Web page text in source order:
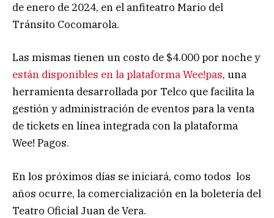
de enero de 2024, en el anfiteatro Mario del
Tránsito Cocomarola.
Las mismas tienen un costo de $4.000 por noche y
están disponibles en la plataforma Wee!pas, una
herramienta desarrollada por Telco que facilita la
gestión y administración de eventos para la venta
de tickets en línea integrada con la plataforma
Wee! Pagos.
En los próximos días se iniciará, como todos los
años ocurre, la comercialización en la boletería del
Teatro Oficial Juan de Vera.